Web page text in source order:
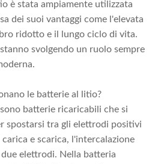
è stata ampiamente utilizzata
dei suoi vantaggi come l'elevata
ridotto e il lungo ciclo di vita.
svolgendo un ruolo sempre
le batterie al litio?
batterie ricaricabili che si
spostarsi tra gli elettrodi positivi
e scarica, l'intercalazione
elettrodi. Nella batteria